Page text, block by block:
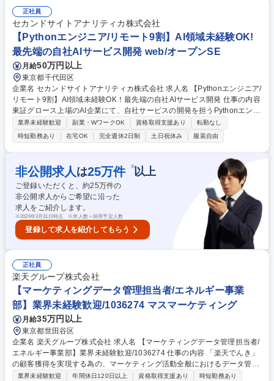
援の企画提案・企画の実行・効果検証・アフターフォローの実施等をお任
せいたします。 【魅力】課題設定力、問題解決力、関係性構築力など、企
画営業職に必要なスキルだけでなく、経営的視点でマーケットを見立てる
力も習得できます。 募集職種 【高知・提案営業(ビューティー領域)】年休
140日・WEB面接可・営業経験歓迎
正社員
セカンドサイトアナリティカ株式会社
【Pythonエンジニア/リモート9割】AI領域未経験OK!
最先端の自社AIサービス開発 web/オープンSE
月給50万円以上
東京都千代田区
企業名 セカンドサイトアナリティカ株式会社 求人名 【Pythonエンジニア/
リモート9割】AI領域未経験OK！最先端の自社AIサービス開発 仕事の内容
東証グロース上場のAI企業にて、自社サービスの開発を担うPythonエンジ
ニアを募集。開発経験が3年あればAI領域未経験でも挑戦可能。リモート
の環境で、上流～下流までを幅広く担当いただきます。 ■要件定義、企
画、提案書作成■システム設計、実装、テスト、運用 ■既存顧客へのサポ
ート、改善提案■新規顧客への導入提案 【入社後】まずは既存のシステム
や業務フローを理解していただきながら、得意な領域から業務に参加して
いただき、先輩社員からアドバイスを受けつつAI導入案件におけるシステ
ム開発ノウハウについて身につけていき、担当領域を徐々に広げていただ
きます。 募集職種 【Pythonエンジニア/リモート9割】AI領域未経験OK！
最先端の自社AIサービス開発
業界未経験歓迎 副業・WワークOK 資格取得支援あり
転勤なし
時短勤務あり
在宅OK 完全週休2日制 土日祝休み 服装自由
非公開求人 は25万件 ※以上
ご登録いただくと、約25万件の
非公開求人からご希望に沿った
求人をご紹介します。
※2026年3月31日時点 ※求人数＝採用予定人数
登録して求人を紹介してもらう
正社員
楽天グループ株式会社
【マーケティングデータ管理担当者/エネルギー事業
部】業界未経験歓迎/1036274 マスマーケティング
月給35万円以上
東京都世田谷区
企業名 楽天グループ株式会社 求人名 【マーケティングデータ管理担当者/
エネルギー事業部】業界未経験歓迎/1036274 仕事の内容 「楽天でんき」
の顧客獲得を実現する為の、マーケティング活動全般におけるデータ管理
をお任せいたします。将来的にマーケティング実務にも挑戦頂きます。具
業界未経験歓迎 年間休日120日以上 資格取得支援あり
時短勤務あり